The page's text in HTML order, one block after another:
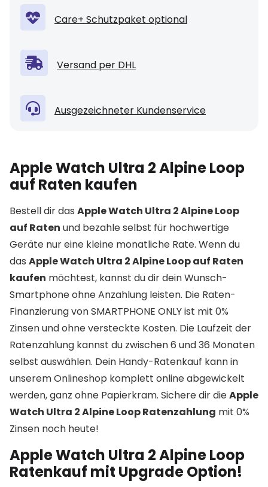
Care+ Schutzpaket optional
Versand per DHL
Ausgezeichneter Kundenservice
Apple Watch Ultra 2 Alpine Loop
auf Raten kaufen
Bestell dir das Apple Watch Ultra 2 Alpine Loop
auf Raten und bezahle selbst für hochwertige
Geräte nur eine kleine monatliche Rate. Wenn du
das Apple Watch Ultra 2 Alpine Loop auf Raten
kaufen möchtest, kannst du dir dein Wunsch-
Smartphone ohne Anzahlung leisten. Die Raten-
Finanzierung von SMARTPHONE ONLY ist mit 0%
Zinsen und ohne versteckte Kosten. Die Laufzeit der
Ratenzahlung kannst du zwischen 6 und 36 Monaten
selbst auswählen. Dein Handy-Ratenkauf kann in
unserem Onlineshop komplett online abgewickelt
werden, ganz ohne Papierkram. Sichere dir dieApple
Watch Ultra 2 Alpine Loop Ratenzahlung mit 0%
Zinsen noch heute!
Apple Watch Ultra 2 Alpine Loop
Ratenkauf mit Upgrade Option!